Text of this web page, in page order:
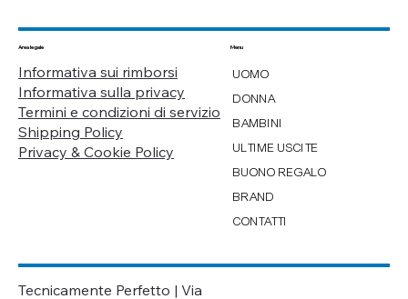
Area legale
Informativa sui rimborsi
Informativa sulla privacy
Termini e condizioni di servizio
Shipping Policy
Privacy & Cookie Policy
Menu
UOMO
DONNA
BAMBINI
ULTIME USCITE
BUONO REGALO
BRAND
CONTATTI
Tecnicamente Perfetto | Via